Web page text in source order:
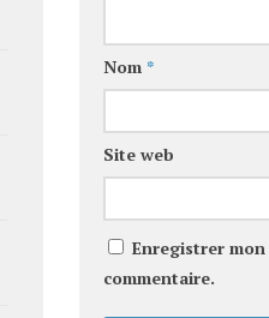
Nom *
Site web
Enregistrer
commentaire.